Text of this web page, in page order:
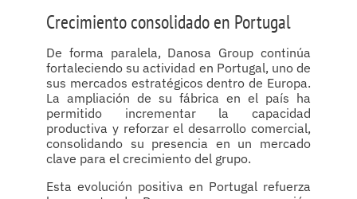
Crecimiento consolidado en Portugal
De forma paralela, Danosa Group continúa
fortaleciendo su actividad en Portugal, uno de
sus mercados estratégicos dentro de Europa.
La ampliación de su fábrica en el país ha
permitido incrementar la capacidad
productiva y reforzar el desarrollo comercial,
consolidando su presencia en un mercado
clave para el crecimiento del grupo.
Esta evolución positiva en Portugal refuerza